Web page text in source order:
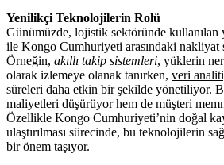
Yenilikçi Teknolojilerin Rolü
Günümüzde, lojistik sektöründe
ile Kongo Cumhuriyeti arasındaki nakliyat
Örneğin, akıllı takip sistemleri, yüklerin
olarak izlemeye olanak tanırken, veri
süreleri daha etkin bir şekilde yönetiliyor.
maliyetleri düşürüyor hem de müşteri
Özellikle Kongo Cumhuriyeti’nin doğal
ulaştırılması sürecinde, bu teknolojilerin
bir önem taşıyor.